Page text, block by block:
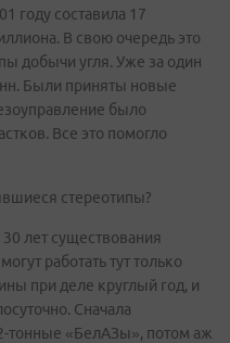
году составила 17
В свою очередь это
добычи угля. Уже за один
Были приняты новые
было
Все это помогло
стереотипы?
лет существования
работать тут только
при деле круглый год, и
Сначала
тонные «БелАЗы», потом аж